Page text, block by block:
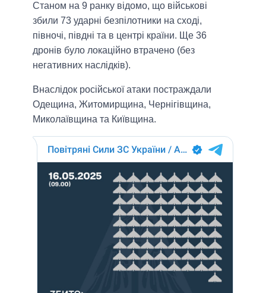
Станом на 9 ранку відомо, що військові
збили 73 ударні безпілотники на сході,
півночі, півдні та в центрі країни. Ще 36
дронів було локаційно втрачено (без
негативних наслідків).
Внаслідок російської атаки постраждали
Одещина, Житомирщина, Чернігівщина,
Миколаївщина та Київщина.